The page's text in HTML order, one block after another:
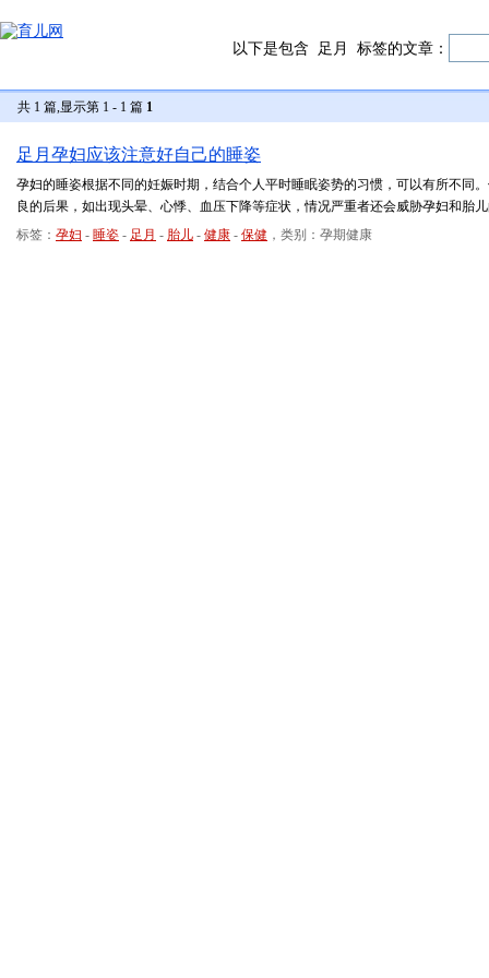
以下是包含 足月 标签的文章：
共 1 篇,显示第 1 - 1 篇 1
足月孕妇应该注意好自己的睡姿
孕妇的睡姿根据不同的妊娠时期，结合个人平时睡眠姿势的习惯，可以有所不同
良的后果，如出现头晕、心悸、血压下降等症状，情况严重者还会威胁孕妇和胎
标签： 孕妇 - 睡姿 - 足月 - 胎儿 - 健康 - 保健 ，类别：孕期健康